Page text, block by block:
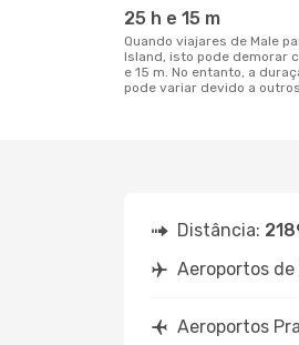
25 h e 15 m
Quando viajares de Male para Praslin
Island, isto pode demorar
e 15 m. No entanto, a
pode variar devido a
Distância:
Aeroportos de
Aeroportos